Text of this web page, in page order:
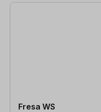
Fresa WS